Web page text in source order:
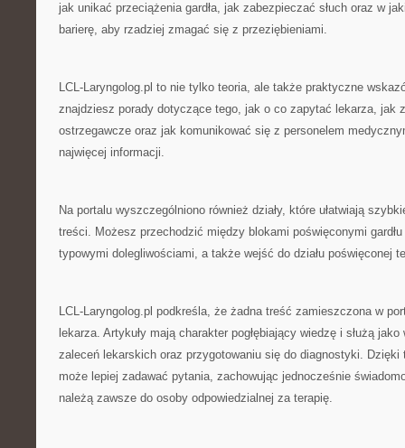
jak unikać przeciążenia gardła, jak zabezpieczać słuch oraz w
barierę, aby rzadziej zmagać się z przeziębieniami.
LCL-Laryngolog.pl to nie tylko teoria, ale także praktyczne
znajdziesz porady dotyczące tego, jak o co zapytać lekarza, jak
ostrzegawcze oraz jak komunikować się z personelem
najwięcej informacji.
Na portalu wyszczególniono również działy, które ułatwiają
treści. Możesz przechodzić między blokami poświęconymi
typowymi dolegliwościami, a także wejść do działu poświęconej
LCL-Laryngolog.pl podkreśla, że żadna treść zamieszczona w
lekarza. Artykuły mają charakter pogłębiający wiedzę i służą
zaleceń lekarskich oraz przygotowaniu się do diagnostyki.
może lepiej zadawać pytania, zachowując jednocześnie
należą zawsze do osoby odpowiedzialnej za terapię.